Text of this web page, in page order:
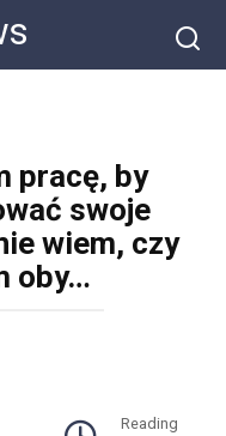
pracę, by
swoje
wiem, czy
oby…
Reading